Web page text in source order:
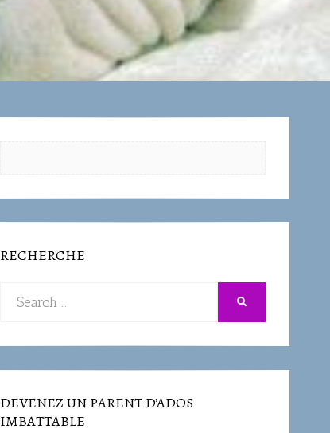
RECHERCHE
Search
DEVENEZ UN PARENT D’ADOS
IMBATTABLE